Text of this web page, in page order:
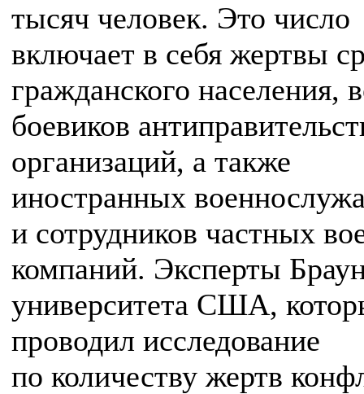
тысяч человек. Это число
включает в себя жертвы
гражданского населения,
боевиков
организаций, а также
иностранных
и сотрудников частных
компаний. Эксперты
университета США,
проводил исследование
по количеству жертв